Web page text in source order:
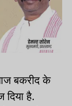
बकरीद के
है.